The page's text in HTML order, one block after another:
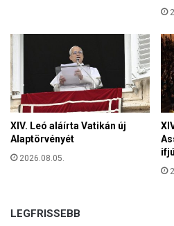
é
g
i
m
é
d
i
a
á
o
k
a
t
a
M
é
XIV. Leó aláírta Vatikán új
Alaptörvényét
2026.08.05.
LEGFRISSEBB